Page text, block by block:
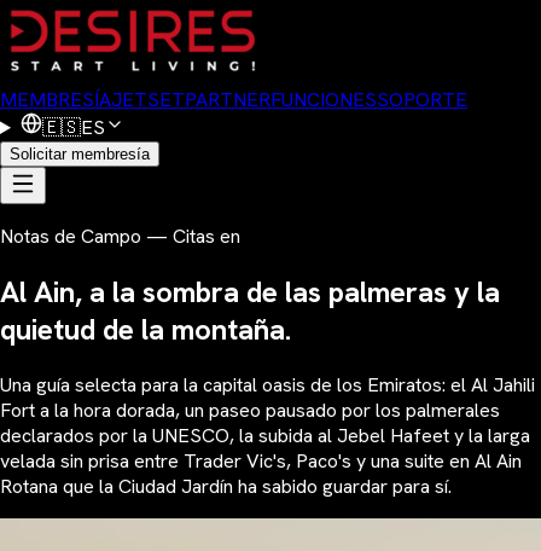
MEMBRESÍAJETSETPARTNERFUNCIONESSOPORTE
🇪🇸ES
Solicitar membresía
Notas de Campo — Citas en
Al Ain, a la sombra de las palmeras y la
quietud de la montaña.
Una guía selecta para la capital oasis de los Emiratos: el Al Jahili
Fort a la hora dorada, un paseo pausado por los palmerales
declarados por la UNESCO, la subida al Jebel Hafeet y la larga
velada sin prisa entre Trader Vic's, Paco's y una suite en Al Ain
Rotana que la Ciudad Jardín ha sabido guardar para sí.